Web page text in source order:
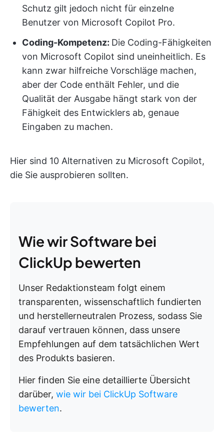
Schutz gilt jedoch nicht für einzelne
Benutzer von Microsoft Copilot Pro.
Coding-Kompetenz: Die Coding-Fähigkeiten
von Microsoft Copilot sind uneinheitlich. Es
kann zwar hilfreiche Vorschläge machen,
aber der Code enthält Fehler, und die
Qualität der Ausgabe hängt stark von der
Fähigkeit des Entwicklers ab, genaue
Eingaben zu machen.
Hier sind 10 Alternativen zu Microsoft Copilot,
die Sie ausprobieren sollten.
Wie wir Software bei
ClickUp bewerten
Unser Redaktionsteam folgt einem
transparenten, wissenschaftlich fundierten
und herstellerneutralen Prozess, sodass Sie
darauf vertrauen können, dass unsere
Empfehlungen auf dem tatsächlichen Wert
des Produkts basieren.
Hier finden Sie eine detaillierte Übersicht
darüber, wie wir bei ClickUp Software
bewerten.